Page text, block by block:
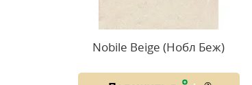
Nobile Beige (Нобл Беж)